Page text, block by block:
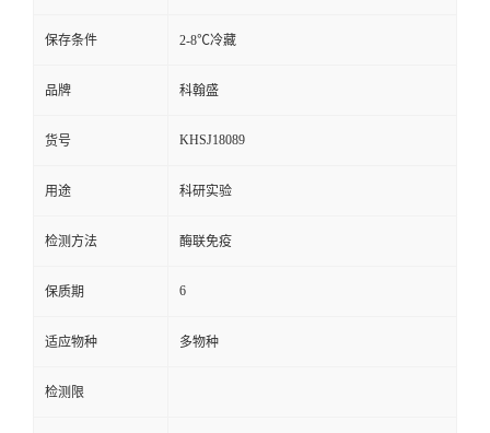
保存条件 2-8℃冷藏
品牌 科翰盛
货号 KHSJ18089
用途 科研实验
检测方法 酶联免疫
保质期 6
适应物种 多物种
检测限